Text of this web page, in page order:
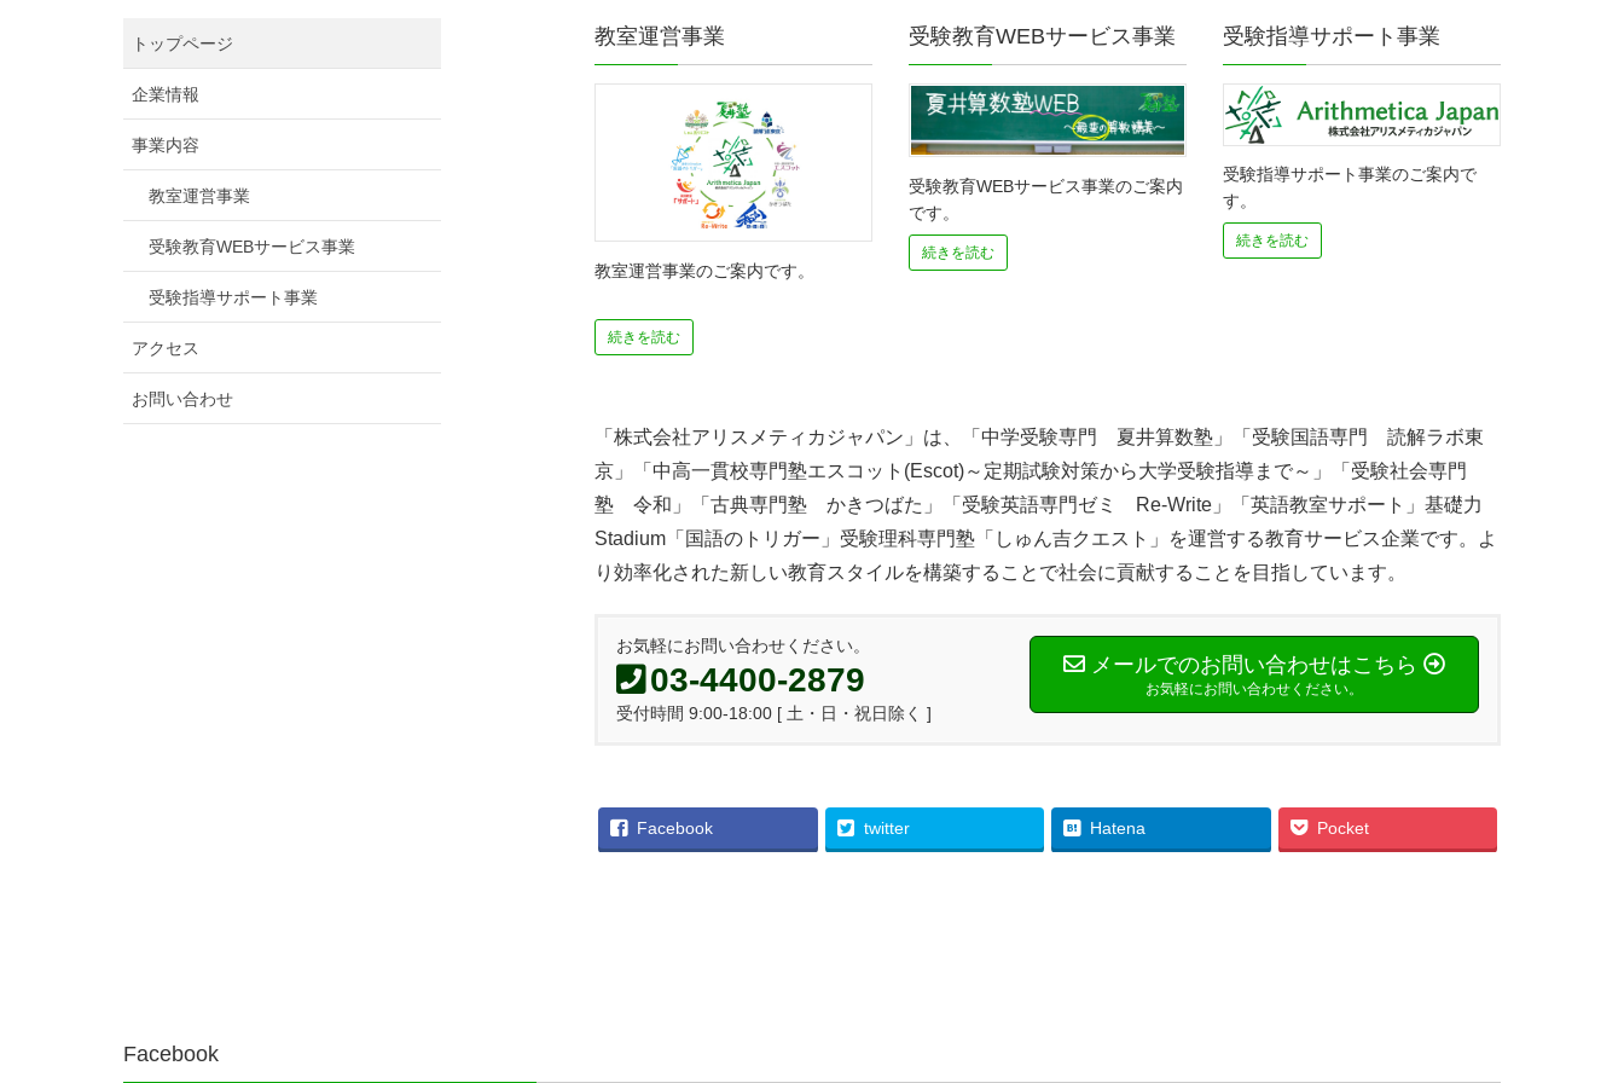
教室運営事業
教室運営事業のご案内です。
続きを読む
受験教育WEBサービス事業
受験教育WEBサービス事業のご案内
です。
続きを読む
受験指導サポート事業
受験指導サポート事業のご案内で
す。
続きを読む
「株式会社アリスメティカジャパン」は、「中学受験専門 夏井算数塾」「受験国語専門 読解ラボ東
京」「中高一貫校専門塾エスコット(Escot)～定期試験対策から大学受験指導まで～」「受験社会専門
塾 令和」「古典専門塾 かきつばた」「受験英語専門ゼミ Re-Write」「英語教室サポート」基礎力
Stadium「国語のトリガー」受験理科専門塾「しゅん吉クエスト」を運営する教育サービス企業です。よ
り効率化された新しい教育スタイルを構築することで社会に貢献することを目指しています。
お気軽にお問い合わせください。
03-4400-2879
受付時間 9:00-18:00 [ 土・日・祝日除く ]
メールでのお問い合わせはこちら
お気軽にお問い合わせください。
Facebook twitter Hatena Pocket
トップページ
企業情報
事業内容
教室運営事業
受験教育WEBサービス事業
受験指導サポート事業
アクセス
お問い合わせ
Facebook